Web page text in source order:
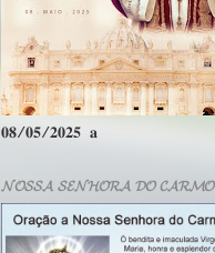
𝟎𝟖/𝟎𝟓/𝟐𝟎𝟐𝟓 𝐚
𝓝𝓞𝓢𝓢𝓐 𝓢𝓔𝓝𝓗𝓞𝓡𝓐 𝓓𝓞 𝓒𝓐𝓡𝓜𝓞